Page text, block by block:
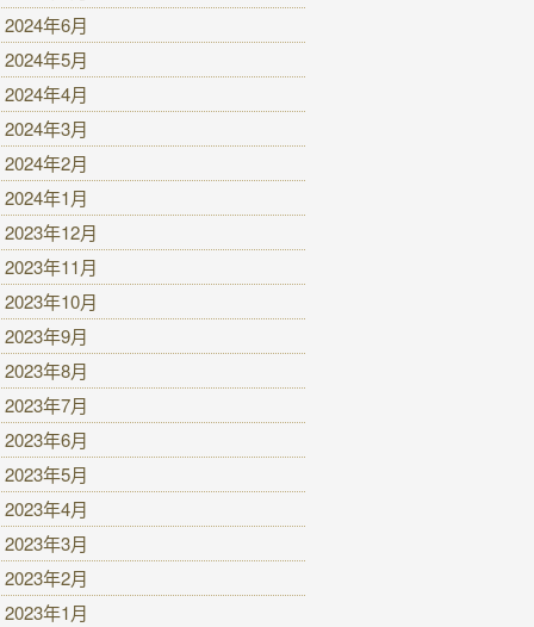
2024年6月
2024年5月
2024年4月
2024年3月
2024年2月
2024年1月
2023年12月
2023年11月
2023年10月
2023年9月
2023年8月
2023年7月
2023年6月
2023年5月
2023年4月
2023年3月
2023年2月
2023年1月